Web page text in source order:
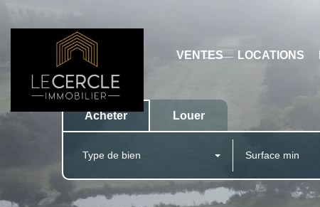
VENTES LOCATIONS
Acheter Louer
Type de bien